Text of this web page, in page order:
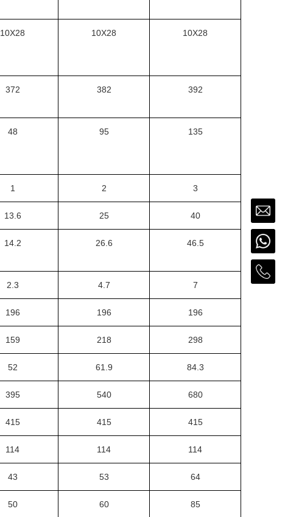
10X28 10X28 10X28
372 382 392
48 95 135
1 2 3
13.6 25 40
14.2 26.6 46.5
2.3 4.7 7
196 196 196
159 218 298
52 61.9 84.3
395 540 680
415 415 415
114 114 114
43 53 64
50 60 85